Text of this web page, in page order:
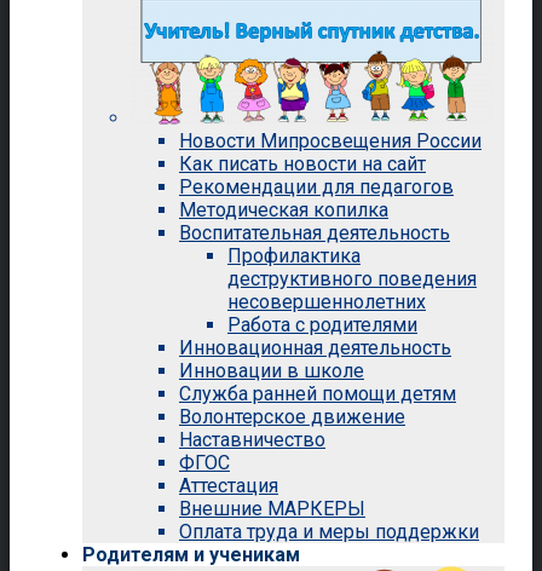
Новости Мипросвещения России
Как писать новости на сайт
Рекомендации для педагогов
Методическая копилка
Воспитательная деятельность
Профилактика
деструктивного поведения
несовершеннолетних
Работа с родителями
Инновационная деятельность
Инновации в школе
Служба ранней помощи детям
Волонтерское движение
Наставничество
ФГОС
Аттестация
Внешние МАРКЕРЫ
Оплата труда и меры поддержки
Родителям и ученикам